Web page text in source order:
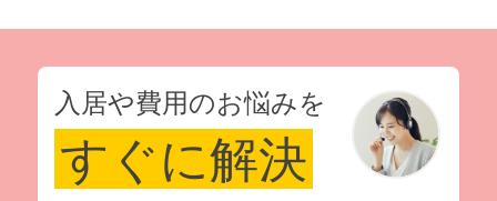
入居や費用のお悩みを
すぐに解決